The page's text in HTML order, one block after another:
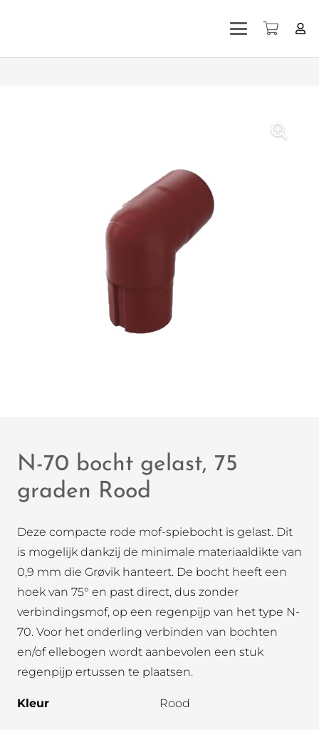
N-70 bocht gelast, 75
graden Rood
Deze compacte rode mof-spiebocht is gelast. Dit
is mogelijk dankzij de minimale materiaaldikte van
0,9 mm die Grøvik hanteert. De bocht heeft een
hoek van 75° en past direct, dus zonder
verbindingsmof, op een regenpijp van het type N-
70. Voor het onderling verbinden van bochten
en/of ellebogen wordt aanbevolen een stuk
regenpijp ertussen te plaatsen.
Kleur Rood